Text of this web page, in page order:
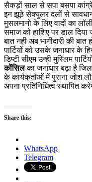
सैकड़ों साल से सपा बसपा
इन झूठे सेक्युलर दलों से सावधान
मुसलमानो के लिए वादों का
समाज को हाशिए पर डाल दिया
बात नही अब भागीदारी की
पार्टियों को उसके जनाधार के
डिप्टी सीएम उन्ही मुस्लिम
कोंसिलका जनाधार बढ़ा है जिला
के कार्यकर्ताओं में पुराना
अपना प्रतिनिधित्व स्थापित
Share this:
WhatsApp
Telegram